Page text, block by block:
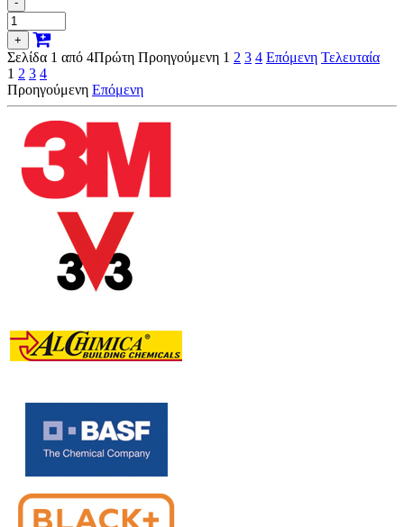
+
Σελίδα 1 από 4Πρώτη Προηγούμενη 1 2 3 4 Επόμενη Τελευταία
1 2 3 4
Προηγούμενη Επόμενη